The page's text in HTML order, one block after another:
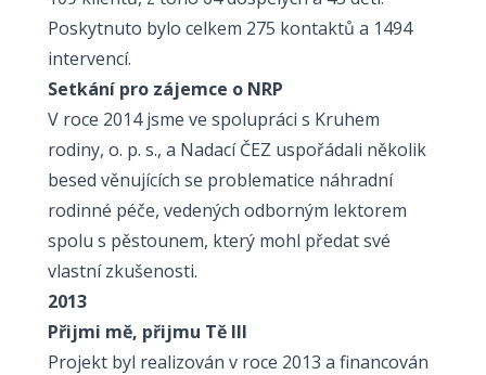
Poskytnuto bylo celkem 275 kontaktů a 1494
intervencí.
Setkání pro zájemce o NRP
V roce 2014 jsme ve spolupráci s Kruhem
rodiny, o. p. s., a Nadací ČEZ uspořádali několik
besed věnujících se problematice náhradní
rodinné péče, vedených odborným lektorem
spolu s pěstounem, který mohl předat své
vlastní zkušenosti.
2013
Přijmi mě, přijmu Tě III
Projekt byl realizován v roce 2013 a financován